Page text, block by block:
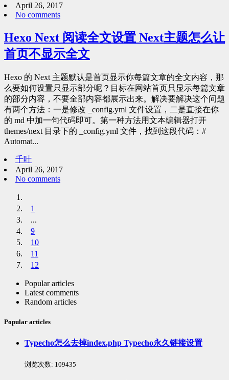
April 26, 2017
No comments
Hexo Next 阅读全文设置 Next主题怎么让
首页不显示全文
Hexo 的 Next 主题默认是首页显示你每篇文章的全文内容，那
么要如何设置只显示部分呢？目标在网站首页只显示每篇文章
的部分内容，不要全部内容都展示出来。解决要解决这个问题
有两个方法：一是修改 _config.yml 文件设置，二是直接在你
的 md 中加一句代码即可。第一种方法用文本编辑器打开
themes/next 目录下的 _config.yml 文件，找到这段代码：#
Automat...
千叶
April 26, 2017
No comments
1
...
9
10
11
12
Popular articles
Latest comments
Random articles
Popular articles
Typecho怎么去掉index.php Typecho永久链接设置
浏览次数: 109435